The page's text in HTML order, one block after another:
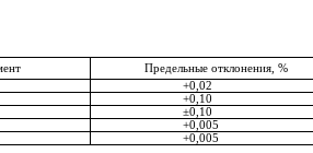
Предельные отклонения, %
+0,02
+0,10
±0,10
+0,005
+0,005